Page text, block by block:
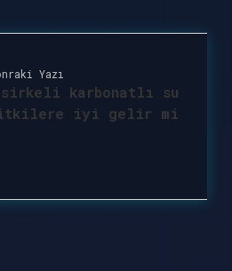
Yazı
sirkeli karbonatlı su
iyi gelir mi